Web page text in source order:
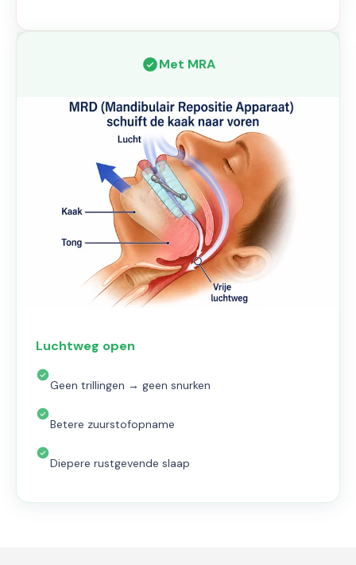
Met MRA
Luchtweg open
Geen trillingen → geen snurken
Betere zuurstofopname
Diepere rustgevende slaap